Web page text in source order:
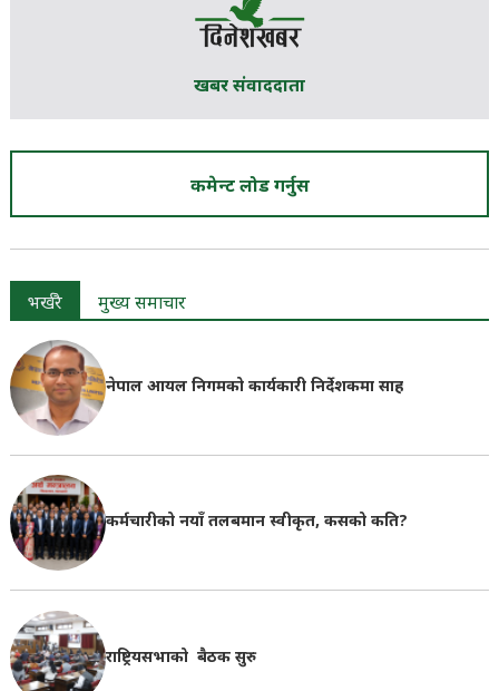
खबर संवाददाता
कमेन्ट लोड गर्नुस
भर्खरै मुख्य समाचार
नेपाल आयल निगमको कार्यकारी निर्देशकमा साह
कर्मचारीको नयाँ तलबमान स्वीकृत, कसको कति?
राष्ट्रियसभाको बैठक सुरु